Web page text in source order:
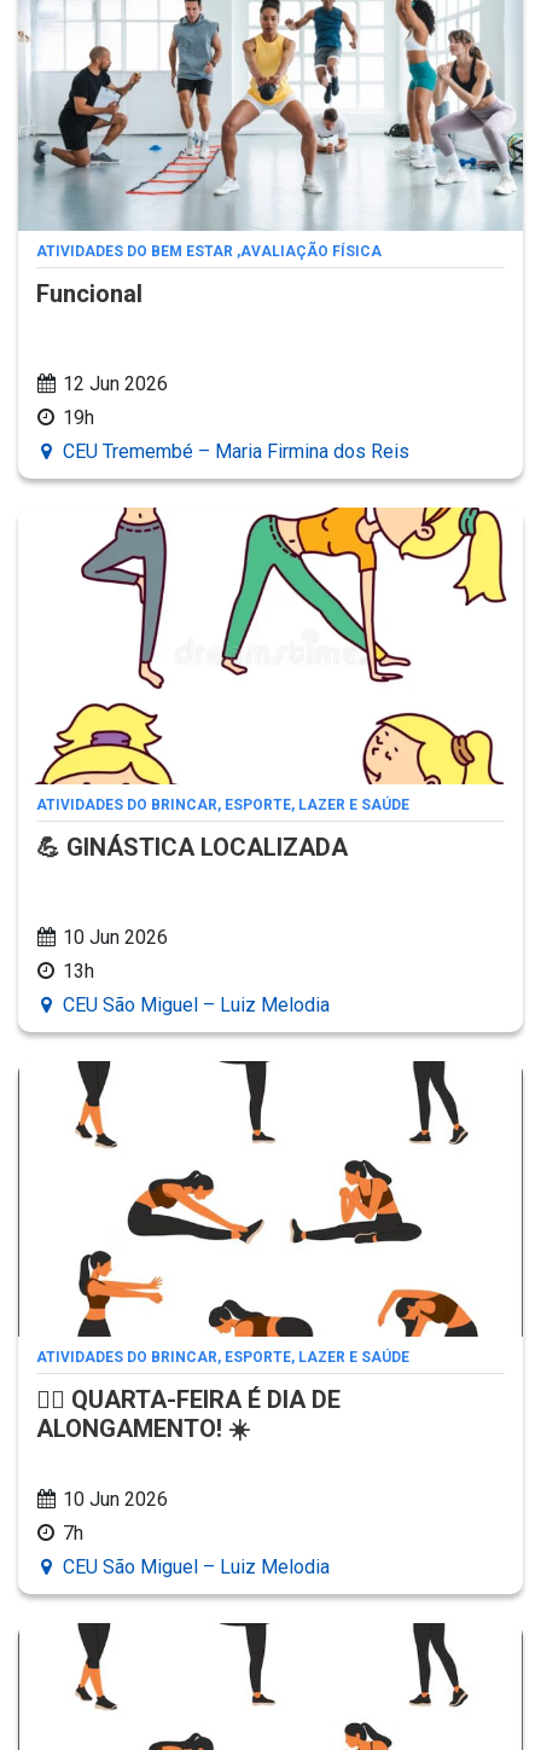
ATIVIDADES DO BEM ESTAR ,AVALIAÇÃO FÍSICA
Funcional
12 Jun 2026
19h
CEU Tremembé – Maria Firmina dos Reis
ATIVIDADES DO BRINCAR, ESPORTE, LAZER E SAÚDE
💪 GINÁSTICA LOCALIZADA
10 Jun 2026
13h
CEU São Miguel – Luiz Melodia
ATIVIDADES DO BRINCAR, ESPORTE, LAZER E SAÚDE
🧘‍♂️ QUARTA-FEIRA É DIA DE
ALONGAMENTO! ☀️
10 Jun 2026
7h
CEU São Miguel – Luiz Melodia